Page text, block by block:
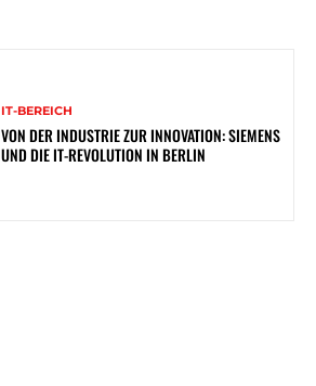
IT-BEREICH
VON DER INDUSTRIE ZUR INNOVATION: SIEMENS
UND DIE IT-REVOLUTION IN BERLIN